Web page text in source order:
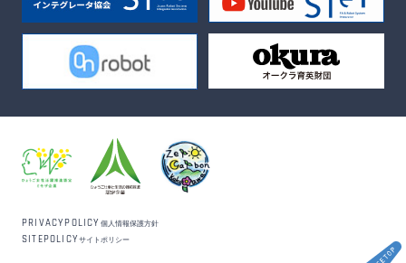
PRIVACYPOLICY個人情報保護方針
SITEPOLICYサイトポリシー